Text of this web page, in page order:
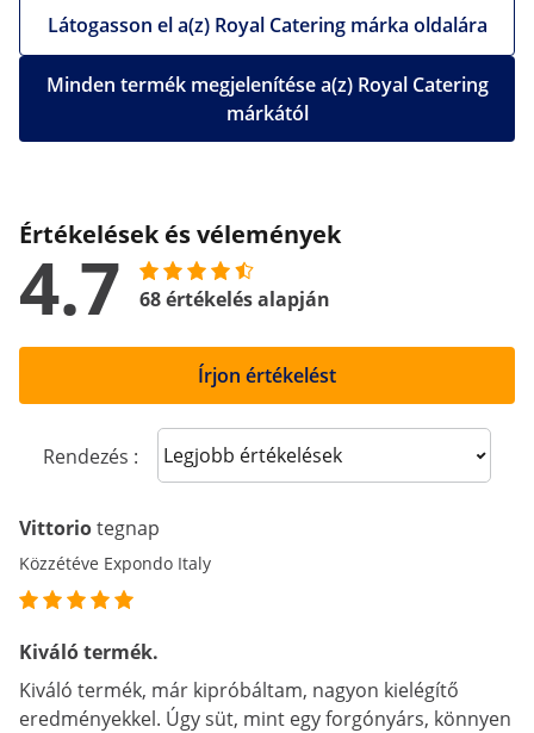
Látogasson el a(z) Royal Catering márka oldalára
Minden termék megjelenítése a(z) Royal Catering
márkától
Értékelések és vélemények
4.7 68 értékelés alapján
Írjon értékelést
Rendezés : Sort reviews
Vittoriotegnap
Közzétéve Expondo Italy
Kiváló termék.
Kiváló termék, már kipróbáltam, nagyon kielégítő
eredményekkel. Úgy süt, mint egy forgónyárs, könnyen